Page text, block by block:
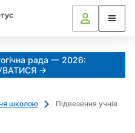
рада — 2026:
→
школою
Підвезення учнів